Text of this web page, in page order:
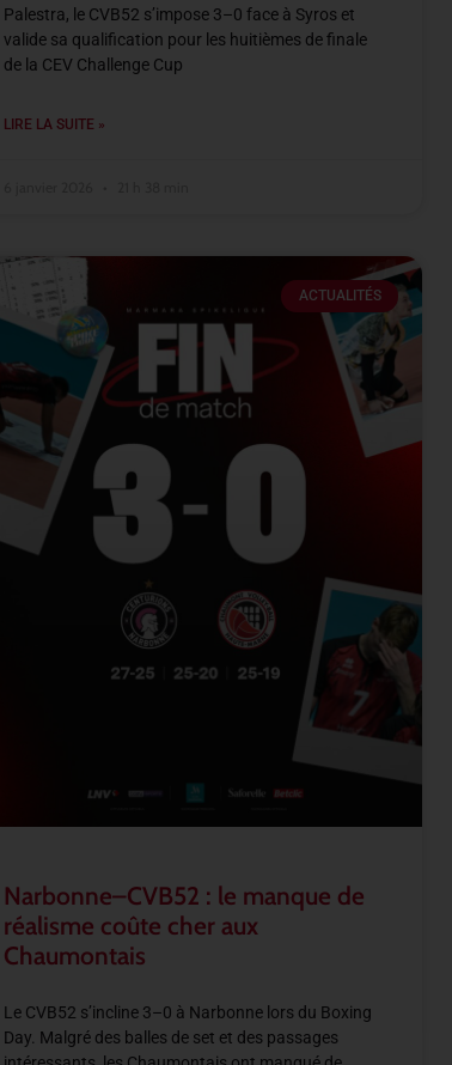
Palestra, le CVB52 s’impose 3–0 face à Syros et
valide sa qualification pour les huitièmes de finale
de la CEV Challenge Cup
LIRE LA SUITE »
ACTUALITÉS
Narbonne–CVB52 : le manque de
réalisme coûte cher aux
Chaumontais
Le CVB52 s’incline 3–0 à Narbonne lors du Boxing
Day. Malgré des balles de set et des passages